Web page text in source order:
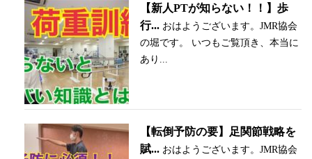
【新人PTが知らない！！】歩
行... おはようございます。JMR協会
の堀です。 いつもご覧頂き、本当に
あり...
【転倒予防の要】足関節戦略を
賦... おはようございます。JMR協会